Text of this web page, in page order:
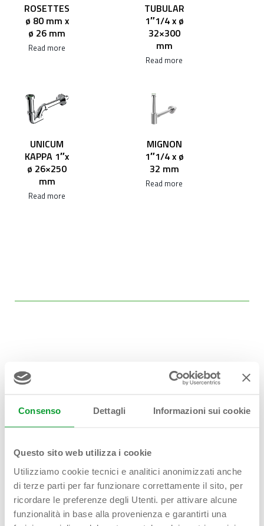
Consenso Dettagli Informazioni sui cookie
Questo sito web utilizza i cookie
Utilizziamo cookie tecnici e analitici anonimizzati anche
di terze parti per far funzionare correttamente il sito, per
ricordare le preferenze degli Utenti. per attivare alcune
funzionalità in base alla provenienza e garantirti una
ROSETTES
ø 80 mm x
ø 26 mm
Read more
TUBULAR
1″1/4 x ø
32×300
mm
Read more
UNICUM
KAPPA 1″x
ø 26×250
mm
Read more
MIGNON
1″1/4 x ø
32 mm
Read more
Hai bisogno di
aiuto?
Contattaci!
First name - Last name*